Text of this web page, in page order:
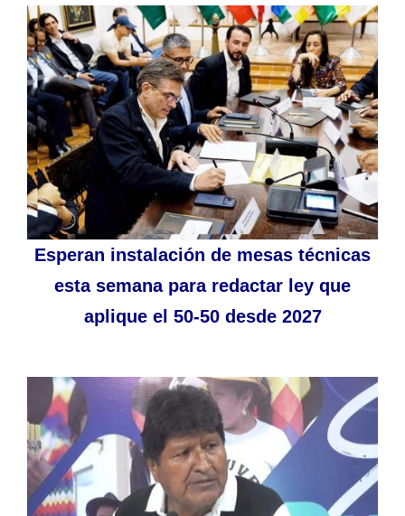
Esperan instalación de mesas técnicas
esta semana para redactar ley que
aplique el 50-50 desde 2027